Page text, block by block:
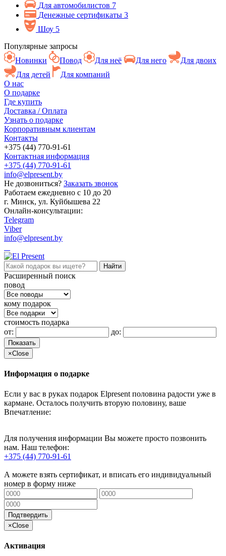
Для автомобилистов 7
Денежные сертификаты 3
Шоу 5
Популярные запросы
Новинки
Повод Для неё Для него
Для двоих
Для детей
Для компаний
О нас
О подарке
Где купить
Доставка / Оплата
Узнать о подарке
Корпоративным клиентам
Контакты
+375 (44) 770-91-61
Контактная информация
+375 (44) 770-91-61
info@elpresent.by
Не дозвониться? Заказать звонок
Работаем ежедневно c 10 до 20
г. Минск, ул. Куйбышева 22
Онлайн-консультации:
Telegram
Viber
info@elpresent.by
Расширенный поиск
повод
кому подарок
стоимость подарка
от:
до:
Показать
×Close
Информация о подарке
Если у вас в руках подарок Elpresent половина радости уже в
кармане. Осталось получить вторую половину, ваше
Впечатление:
Для получения информации Вы можете просто позвонить
нам. Наш телефон:
+375 (44) 770-91-61
А можете взять сертификат, и вписать его индивидуальный
номер в форму ниже
Подтвердить
×Close
Активация